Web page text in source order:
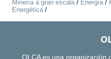
Minería a gran escala/ Energía/
Energética/
OLCA es una organización